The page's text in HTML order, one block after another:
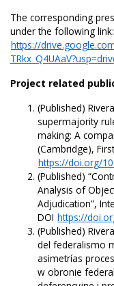
The corresponding
under the following link:
https://
Project related
(Published)
supermajority
making: A
(Cambridge),
https://doi.org/
(Published)
Analysis of
Adjudication”,
DOI https://
(Published)
del federalismo
asimetrías
w obronie